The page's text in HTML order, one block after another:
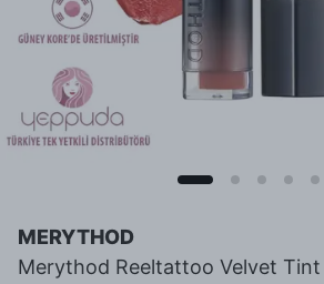
MERYTHOD
Merythod Reeltattoo Velvet Tint